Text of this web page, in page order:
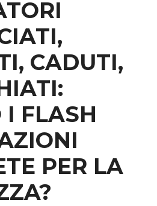
CADUTI,
I FLASH
PER LA